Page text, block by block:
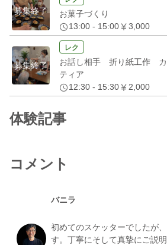
募集終了
お菓子づくり
13:00 - 15:00
3,000
募集終了
レク
お話し相手 折り紙工作
ティア
12:30 - 15:30
2,000
体験記事
コメント
バニラ
初めてのスケッターでしたが
す。丁寧にそして真摯にご説